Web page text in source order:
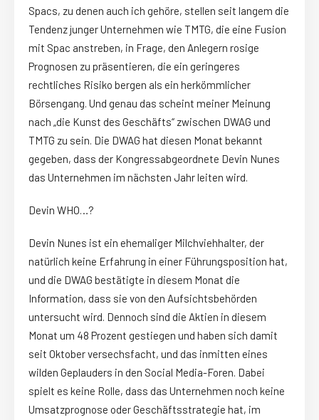
Spacs, zu denen auch ich gehöre, stellen seit langem die
Tendenz junger Unternehmen wie TMTG, die eine Fusion
mit Spac anstreben, in Frage, den Anlegern rosige
Prognosen zu präsentieren, die ein geringeres
rechtliches Risiko bergen als ein herkömmlicher
Börsengang. Und genau das scheint meiner Meinung
nach „die Kunst des Geschäfts“ zwischen DWAG und
TMTG zu sein. Die DWAG hat diesen Monat bekannt
gegeben, dass der Kongressabgeordnete Devin Nunes
das Unternehmen im nächsten Jahr leiten wird.
Devin WHO…?
Devin Nunes ist ein ehemaliger Milchviehhalter, der
natürlich keine Erfahrung in einer Führungsposition hat,
und die DWAG bestätigte in diesem Monat die
Information, dass sie von den Aufsichtsbehörden
untersucht wird. Dennoch sind die Aktien in diesem
Monat um 48 Prozent gestiegen und haben sich damit
seit Oktober versechsfacht, und das inmitten eines
wilden Geplauders in den Social Media-Foren. Dabei
spielt es keine Rolle, dass das Unternehmen noch keine
Umsatzprognose oder Geschäftsstrategie hat, im